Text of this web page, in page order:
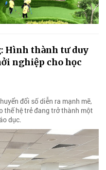
Hình thành tư duy
nghiệp cho học
đổi số diễn ra mạnh mẽ,
thế hệ trẻ đang trở thành một
dục.